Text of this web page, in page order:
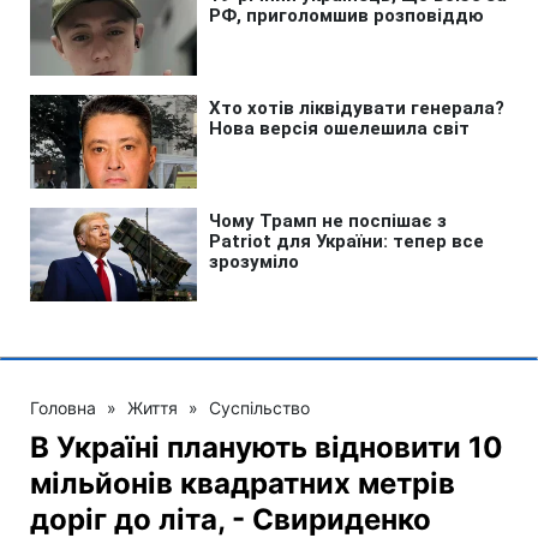
Головна » Життя » Суспільство
В Україні планують відновити 10
мільйонів квадратних метрів
доріг до літа, - Свириденко